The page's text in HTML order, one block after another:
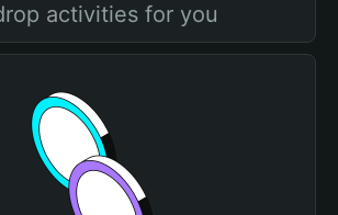
activities for you